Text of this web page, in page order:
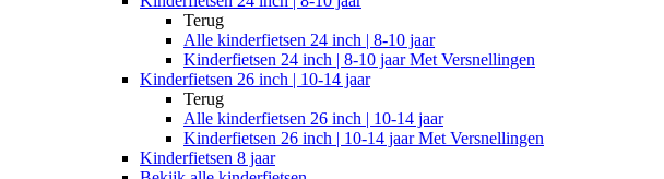
Terug
Alle kinderfietsen 24 inch | 8-10 jaar
Kinderfietsen 24 inch | 8-10 jaar Met Versnellingen
Kinderfietsen 26 inch | 10-14 jaar
Terug
Alle kinderfietsen 26 inch | 10-14 jaar
Kinderfietsen 26 inch | 10-14 jaar Met Versnellingen
Kinderfietsen 8 jaar